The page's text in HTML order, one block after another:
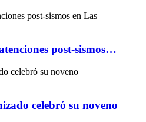
post-sismos…
celebró su noveno